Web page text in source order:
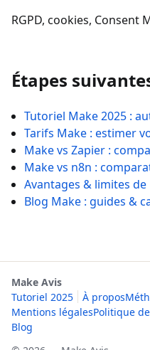
RGPD, cookies, Consent
Étapes
Tutoriel Make 2025 :
Tarifs Make : estimer
Make vs Zapier :
Make vs n8n :
Avantages & limites de
Blog Make : guides &
Make Avis
Tutoriel 2025
À propos
Mentions légalesPolitique
Blog